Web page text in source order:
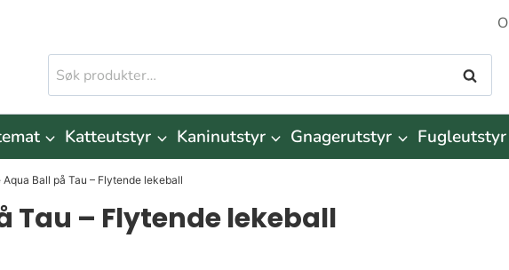
Søk
etter:
Søk
Katteutstyr Kaninutstyr Gnagerutstyr Fugleutstyr
Aqua Ball på Tau – Flytende lekeball
Tau – Flytende lekeball